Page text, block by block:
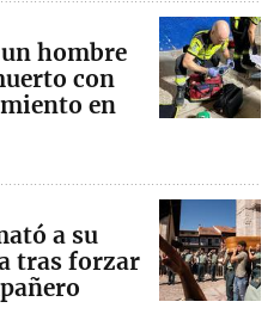
hombre
con
en
a su
tras forzar